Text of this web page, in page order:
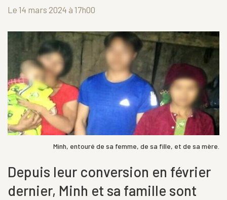
Le 14 mars 2024 à 17h00
Minh, entouré de sa femme, de sa fille, et de sa mère.
Depuis leur conversion en février
dernier, Minh et sa famille sont